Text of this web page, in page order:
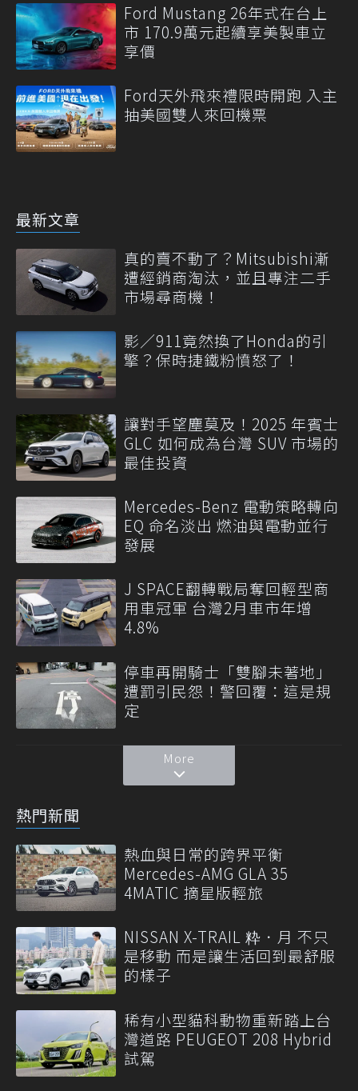
Ford Mustang 26年式在台上
市 170.9萬元起續享美製車立
享價
Ford天外飛來禮限時開跑 入主
抽美國雙人來回機票
最新文章
真的賣不動了？Mitsubishi漸
遭經銷商淘汰，並且專注二手
市場尋商機！
影／911竟然換了Honda的引
擎？保時捷鐵粉憤怒了！
讓對手望塵莫及！2025 年賓士
GLC 如何成為台灣 SUV 市場的
最佳投資
Mercedes-Benz 電動策略轉向
EQ 命名淡出 燃油與電動並行
發展
J SPACE翻轉戰局奪回輕型商
用車冠軍 台灣2月車市年增
4.8%
停車再開騎士「雙腳未著地」
遭罰引民怨！警回覆：這是規
定
More
熱門新聞
熱血與日常的跨界平衡
Mercedes-AMG GLA 35
4MATIC 摘星版輕旅
NISSAN X-TRAIL 粋．月 不只
是移動 而是讓生活回到最舒服
的樣子
稀有小型貓科動物重新踏上台
灣道路 PEUGEOT 208 Hybrid
試駕